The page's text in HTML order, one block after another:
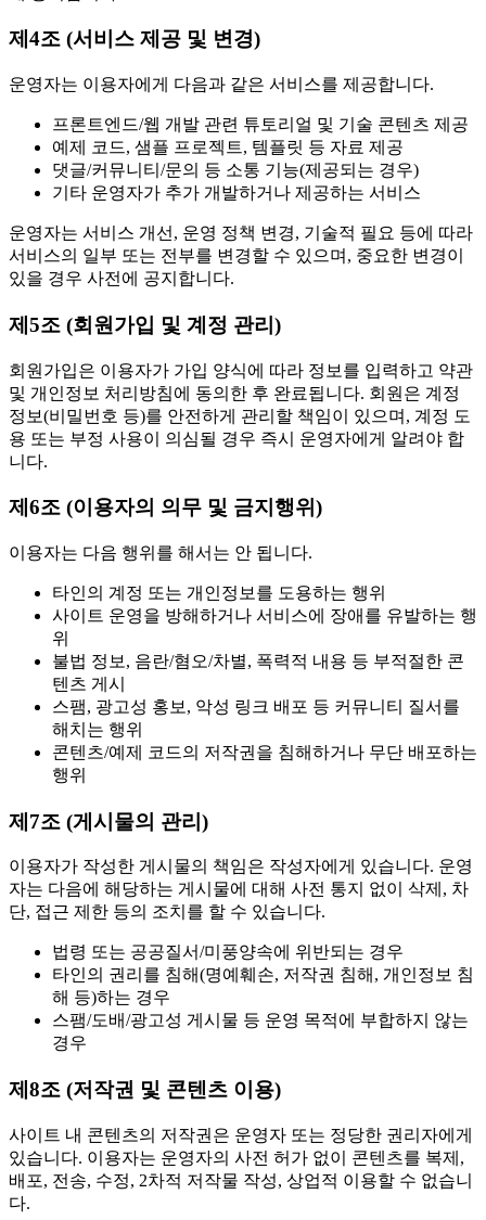
제4조 (서비스 제공 및 변경)
운영자는 이용자에게 다음과 같은 서비스를 제공합니다.
프론트엔드/웹 개발 관련 튜토리얼 및 기술 콘텐츠 제공
예제 코드, 샘플 프로젝트, 템플릿 등 자료 제공
댓글/커뮤니티/문의 등 소통 기능(제공되는 경우)
기타 운영자가 추가 개발하거나 제공하는 서비스
운영자는 서비스 개선, 운영 정책 변경, 기술적 필요 등에 따라
서비스의 일부 또는 전부를 변경할 수 있으며, 중요한 변경이
있을 경우 사전에 공지합니다.
제5조 (회원가입 및 계정 관리)
회원가입은 이용자가 가입 양식에 따라 정보를 입력하고 약관
및 개인정보 처리방침에 동의한 후 완료됩니다. 회원은 계정
정보(비밀번호 등)를 안전하게 관리할 책임이 있으며, 계정 도
용 또는 부정 사용이 의심될 경우 즉시 운영자에게 알려야 합
니다.
제6조 (이용자의 의무 및 금지행위)
이용자는 다음 행위를 해서는 안 됩니다.
타인의 계정 또는 개인정보를 도용하는 행위
사이트 운영을 방해하거나 서비스에 장애를 유발하는 행
위
불법 정보, 음란/혐오/차별, 폭력적 내용 등 부적절한 콘
텐츠 게시
스팸, 광고성 홍보, 악성 링크 배포 등 커뮤니티 질서를
해치는 행위
콘텐츠/예제 코드의 저작권을 침해하거나 무단 배포하는
행위
제7조 (게시물의 관리)
이용자가 작성한 게시물의 책임은 작성자에게 있습니다. 운영
자는 다음에 해당하는 게시물에 대해 사전 통지 없이 삭제, 차
단, 접근 제한 등의 조치를 할 수 있습니다.
법령 또는 공공질서/미풍양속에 위반되는 경우
타인의 권리를 침해(명예훼손, 저작권 침해, 개인정보 침
해 등)하는 경우
스팸/도배/광고성 게시물 등 운영 목적에 부합하지 않는
경우
제8조 (저작권 및 콘텐츠 이용)
사이트 내 콘텐츠의 저작권은 운영자 또는 정당한 권리자에게
있습니다. 이용자는 운영자의 사전 허가 없이 콘텐츠를 복제,
배포, 전송, 수정, 2차적 저작물 작성, 상업적 이용할 수 없습니
다.